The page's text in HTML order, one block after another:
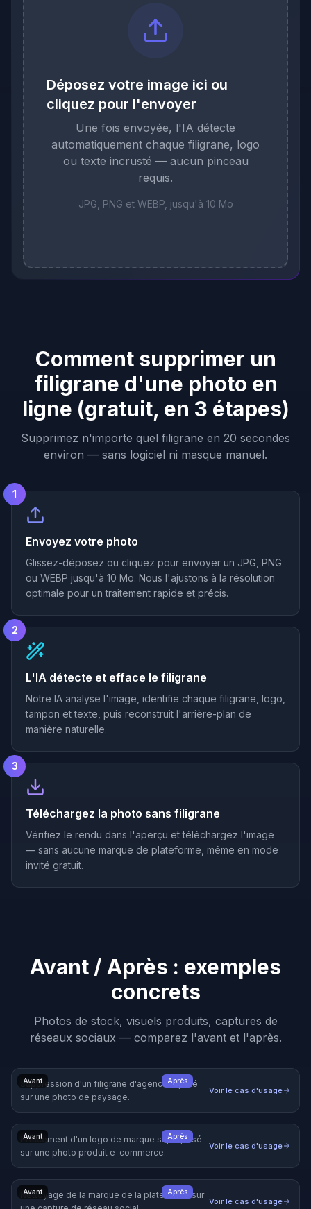
Déposez votre image ici ou
cliquez pour l'envoyer
Une fois envoyée, l'IA détecte
automatiquement chaque filigrane, logo
ou texte incrusté — aucun pinceau
requis.
JPG, PNG et WEBP, jusqu'à 10 Mo
Comment supprimer un
filigrane d'une photo en
ligne (gratuit, en 3 étapes)
Supprimez n'importe quel filigrane en 20 secondes
environ — sans logiciel ni masque manuel.
1
Envoyez votre photo
Glissez-déposez ou cliquez pour envoyer un JPG, PNG
ou WEBP jusqu'à 10 Mo. Nous l'ajustons à la résolution
optimale pour un traitement rapide et précis.
2
L'IA détecte et efface le filigrane
Notre IA analyse l'image, identifie chaque filigrane, logo,
tampon et texte, puis reconstruit l'arrière-plan de
manière naturelle.
3
Téléchargez la photo sans filigrane
Vérifiez le rendu dans l'aperçu et téléchargez l'image
— sans aucune marque de plateforme, même en mode
invité gratuit.
Avant / Après : exemples
concrets
Photos de stock, visuels produits, captures de
réseaux sociaux — comparez l'avant et l'après.
Avant Après
Suppression d'un filigrane d'agence répété
sur une photo de paysage.
Voir le cas d'usage
Avant Après
Effacement d'un logo de marque superposé
sur une photo produit e-commerce.
Voir le cas d'usage
Avant Après
Nettoyage de la marque de la plateforme sur
Voir le cas d'usage